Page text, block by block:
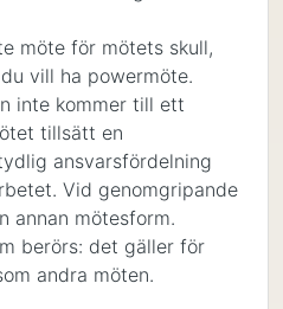
möte för mötets skull,
vill ha powermöte.
inte kommer till ett
tillsätt en
ansvarsfördelning
Vid genomgripande
annan mötesform.
berörs: det gäller för
andra möten.